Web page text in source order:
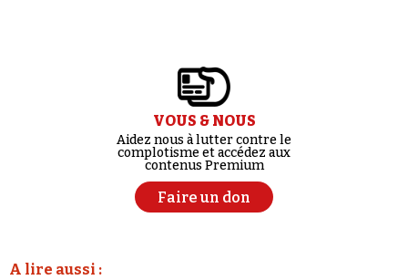
VOUS & NOUS
Aidez nous à lutter contre le
complotisme et accédez aux
contenus Premium
Faire un don
A lire aussi :